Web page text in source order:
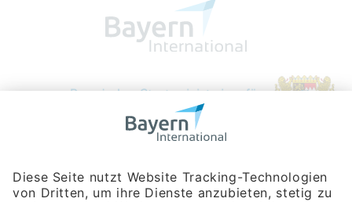
Bayerische Gesellschaft für Internationale
Rosenheimer Str. 143C
81671 München